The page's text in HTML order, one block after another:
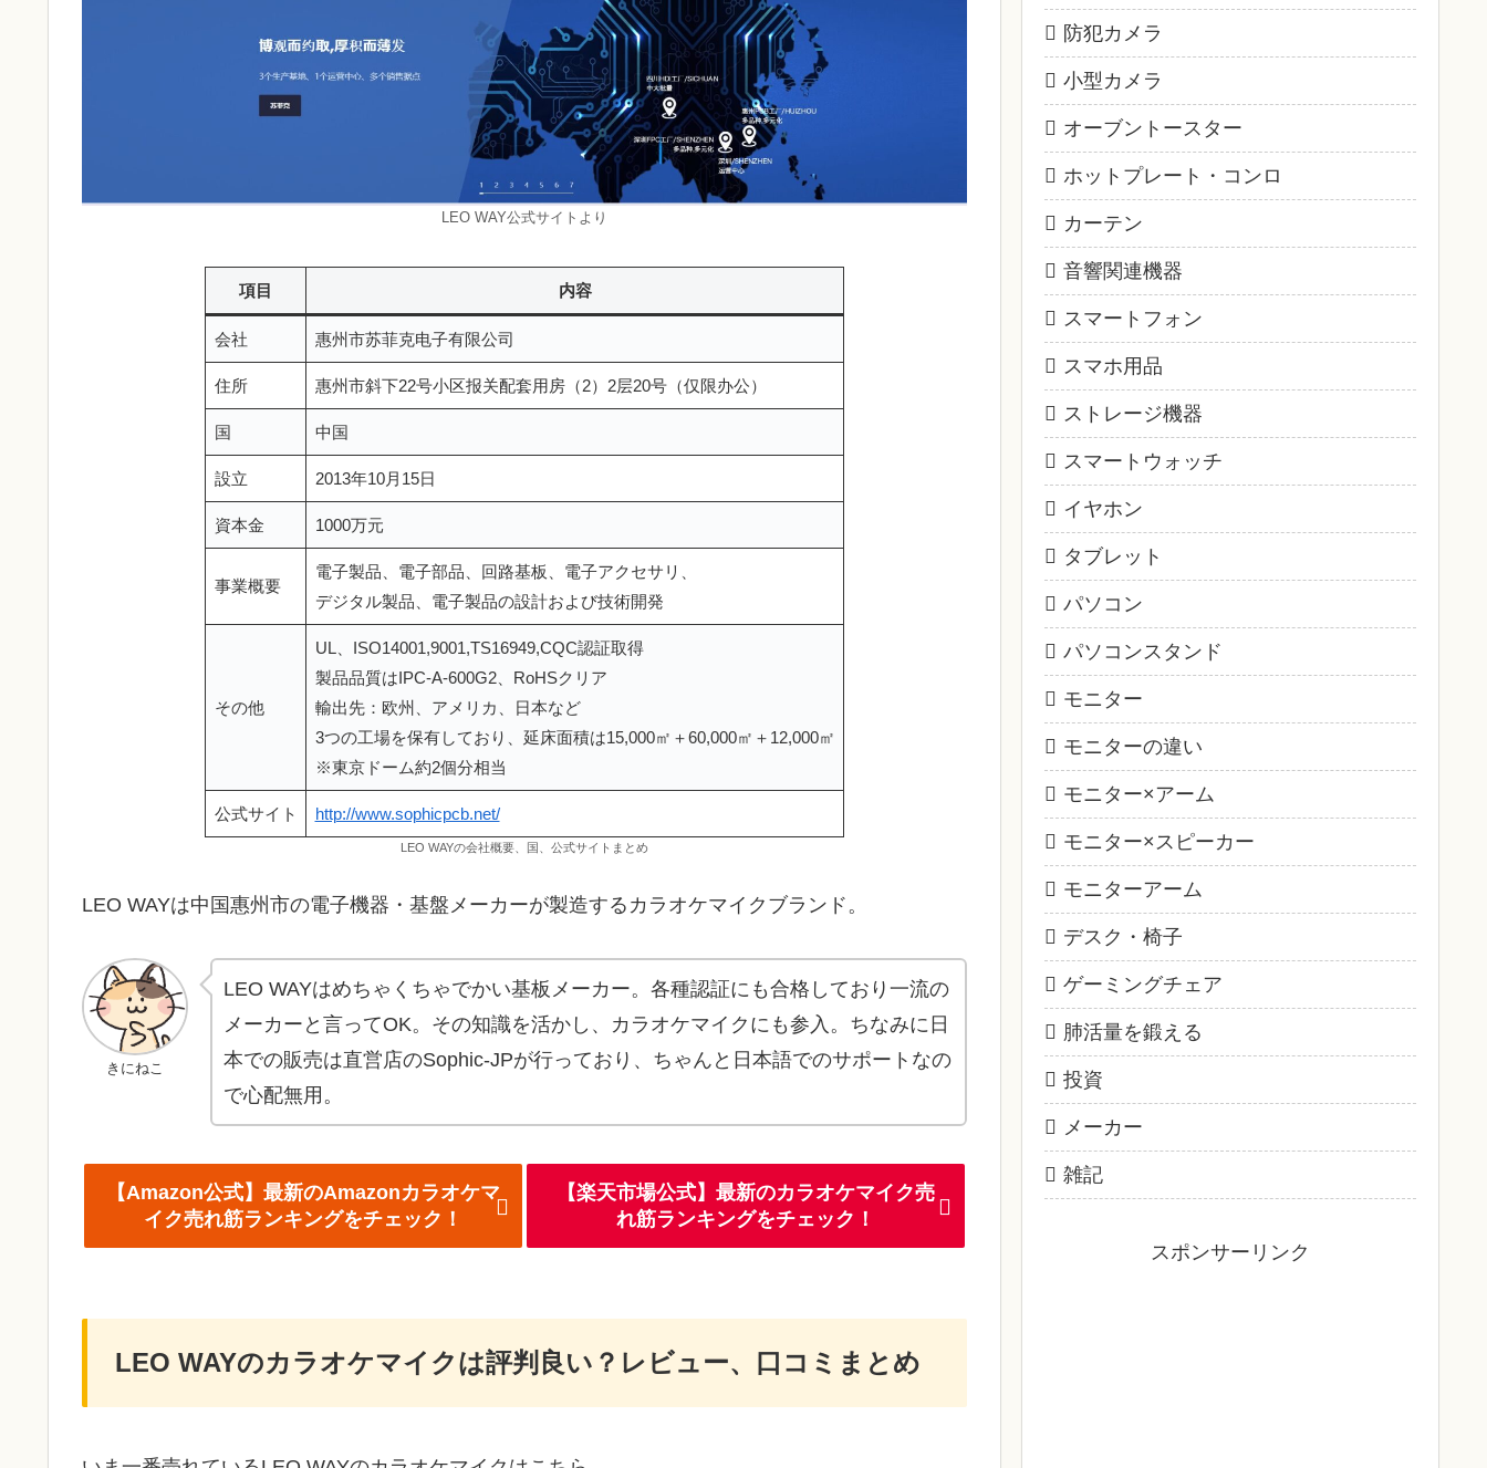
LEO WAY公式サイトより
項目 内容
会社 惠州市苏菲克电子有限公司
住所 惠州市斜下22号小区报关配套用房（2）2层20号（仅限办公）
国 中国
設立 2013年10月15日
資本金 1000万元
事業概要
電子製品、電子部品、回路基板、電子アクセサリ、
デジタル製品、電子製品の設計および技術開発
その他
UL、ISO14001,9001,TS16949,CQC認証取得
製品品質はIPC-A-600G2、RoHSクリア
輸出先：欧州、アメリカ、日本など
3つの工場を保有しており、延床面積は15,000㎡＋60,000㎡＋12,000㎡
※東京ドーム約2個分相当
公式サイト http://www.sophicpcb.net/
LEO WAYの会社概要、国、公式サイトまとめ
LEO WAYは中国惠州市の電子機器・基盤メーカーが製造するカラオケマイクブランド。
きにねこ
LEO WAYはめちゃくちゃでかい基板メーカー。各種認証にも合格しており一流の
メーカーと言ってOK。その知識を活かし、カラオケマイクにも参入。ちなみに日
本での販売は直営店のSophic-JPが行っており、ちゃんと日本語でのサポートなの
で心配無用。
【Amazon公式】最新のAmazonカラオケマ
イク売れ筋ランキングをチェック！
【楽天市場公式】最新のカラオケマイク売
れ筋ランキングをチェック！
LEO WAYのカラオケマイクは評判良い？レビュー、口コミまとめ
防犯カメラ
小型カメラ
オーブントースター
ホットプレート・コンロ
カーテン
音響関連機器
スマートフォン
スマホ用品
ストレージ機器
スマートウォッチ
イヤホン
タブレット
パソコン
パソコンスタンド
モニター
モニターの違い
モニター×アーム
モニター×スピーカー
モニターアーム
デスク・椅子
ゲーミングチェア
肺活量を鍛える
投資
メーカー
雑記
スポンサーリンク